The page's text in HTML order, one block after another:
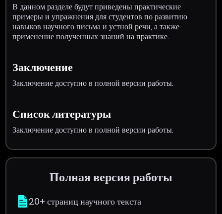
В данном разделе будут приведены практические
примеры и упражнения для студентов по развитию
навыков научного письма и устной речи, а также
применение полученных знаний на практике.
Заключение
Заключение доступно в полной версии работы.
Список литературы
Заключение доступно в полной версии работы.
Полная версия работы
20+ страниц научного текста